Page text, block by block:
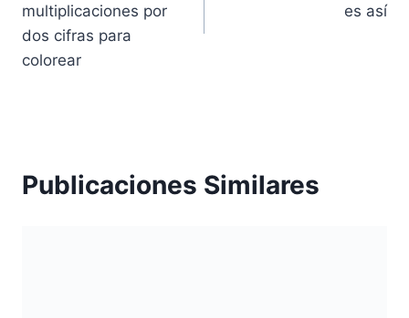
entradas
multiplicaciones por
dos cifras para
colorear
es así
Publicaciones Similares